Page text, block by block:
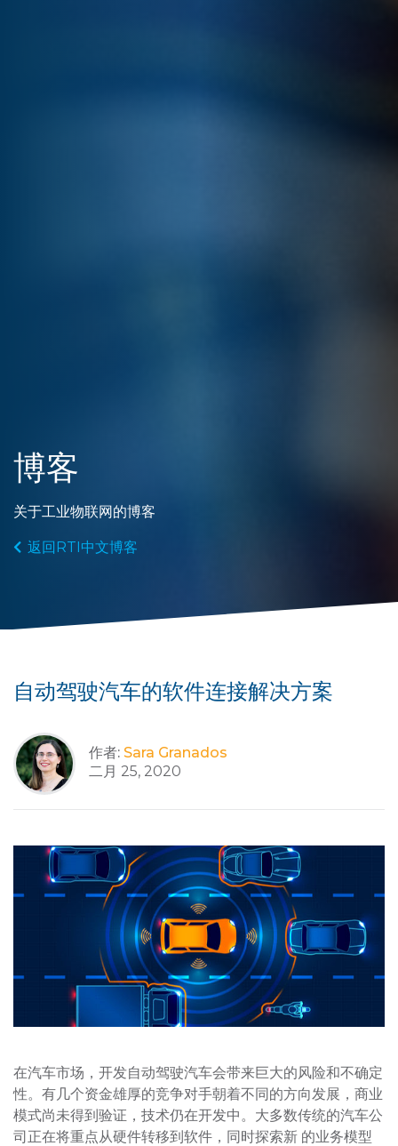
博客
关于工业物联网的博客
返回RTI中文博客
自动驾驶汽车的软件连接解决方案
作者: Sara Granados
二月 25, 2020
在汽车市场，开发自动驾驶汽车会带来巨大的风险和不确定
性。有几个资金雄厚的竞争对手朝着不同的方向发展，商业
模式尚未得到验证，技术仍在开发中。大多数传统的汽车公
司正在将重点从硬件转移到软件，同时探索新 的业务模型